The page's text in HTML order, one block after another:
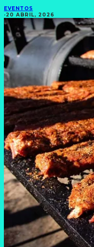
EVENTOS
·20 ABRIL, 2026